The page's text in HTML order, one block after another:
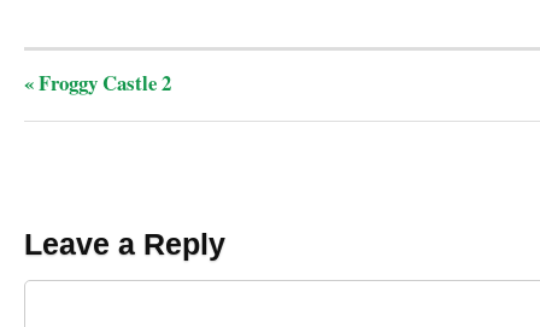
«Froggy Castle 2
Leave a Reply